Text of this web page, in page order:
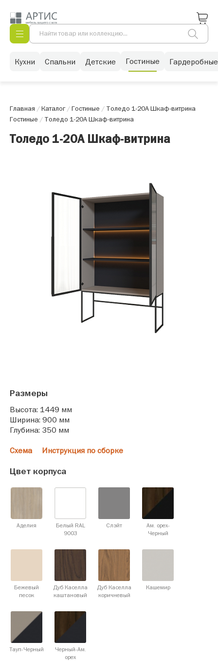
Кухни Спальни Детские Гостиные Гардеробные
Главная /Каталог/Гостиные / Толедо 1-20А Шкаф-витрина
Гостиные / Толедо 1-20А Шкаф-витрина
Толедо 1-20А Шкаф-витрина
Размеры
Высота: 1449 мм
Ширина: 900 мм
Глубина: 350 мм
Схема Инструкция по сборке
Цвет корпуса
Аделия
Белый RAL
9003
Слэйт
Ам. орех-
Черный
Бежевый
песок
Дуб Каселла
каштановый
Дуб Каселла
коричневый
Кашемир
Тауп-Черный
Черный-Ам.
орех